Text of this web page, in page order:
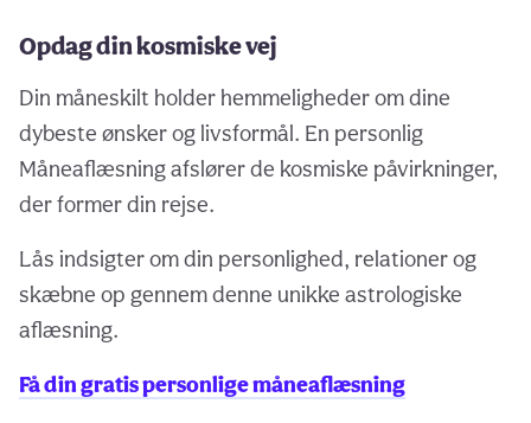
Opdag din kosmiske vej
Din måneskilt holder hemmeligheder om dine
dybeste ønsker og livsformål. En personlig
Måneaflæsning afslører de kosmiske påvirkninger,
der former din rejse.
Lås indsigter om din personlighed, relationer og
skæbne op gennem denne unikke astrologiske
aflæsning.
Få din gratis personlige måneaflæsning